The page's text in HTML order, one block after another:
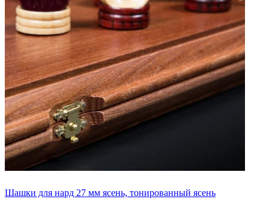
Шашки для нард 27 мм ясень, тонированный ясень